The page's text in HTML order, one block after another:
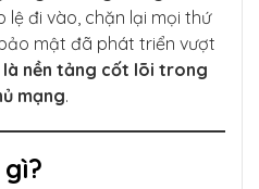
lệ đi vào, chặn lại mọi thứ
mật đã phát triển vượt
nền tảng cốt lõi trong
mạng.